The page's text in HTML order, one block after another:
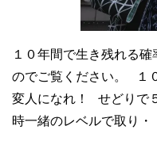
１０年間で生き残れる
のでご覧ください。 １
変人になれ！ せどりで
時一緒のレベルで取り・